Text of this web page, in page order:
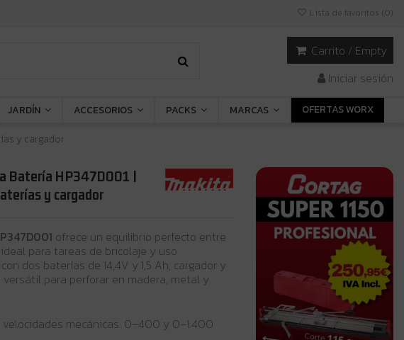
Lista de favoritos (0)
Carrito / Empty
Iniciar sesión
JARDÍN ACCESORIOS PACKS MARCAS
OFERTAS WORX
y cargador
Batería HP347D001 |
y cargador
ofrece un equilibrio perfecto entre
para tareas de bricolaje y uso
dos baterías de 14,4V y 1,5 Ah, cargador y
para perforar en madera, metal y
velocidades mecánicas: 0–400 y 0–1.400